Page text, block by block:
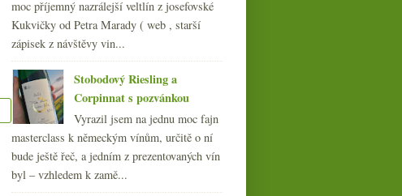
moc příjemný nazrálejší veltlín z josefovské
Kukvičky od Petra Marady ( web , starší
zápisek z návštěvy vin...
Stobodový Riesling a
Corpinnat s pozvánkou
Vyrazil jsem na jednu moc fajn
masterclass k německým vínům, určitě o ní
bude ještě řeč, a jedním z prezentovaných vín
byl – vzhledem k zamě...